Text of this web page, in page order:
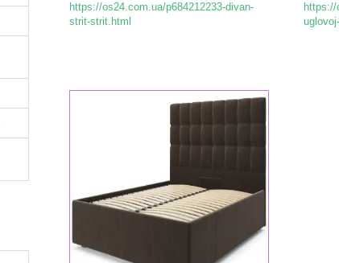
https://os24.com.ua/p684212233-divan-
strit-strit.html
https://